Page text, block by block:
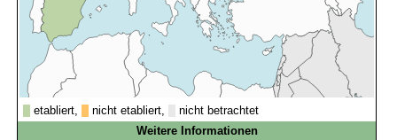
etabliert, nicht etabliert,
nicht betrachtet
Weitere Informationen